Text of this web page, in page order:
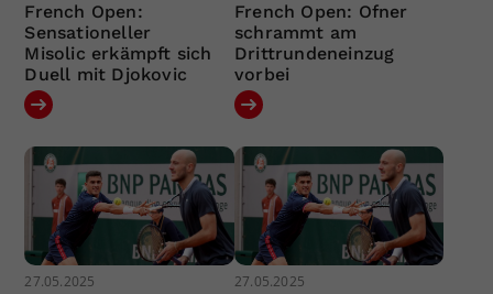
French Open:
Sensationeller
Misolic erkämpft sich
Duell mit Djokovic
French Open: Ofner
schrammt am
Drittrundeneinzug
vorbei
27.05.2025 27.05.2025